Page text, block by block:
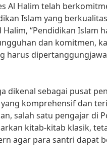
Al Halim telah
Islam yang
“Pendidikan Islam
dan komitmen,
harus
dikenal sebagai pusat
komprehensif dan
salah satu pengajar di
kitab-kitab klasik,
agar para santri dapat